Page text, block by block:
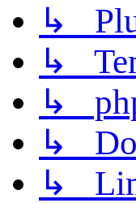
↳
↳
↳
↳
↳